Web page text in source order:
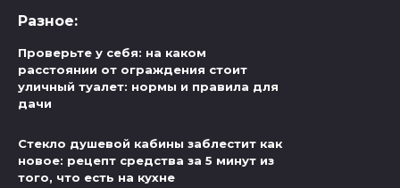
Разное:
Проверьте у себя: на каком
расстоянии от ограждения стоит
уличный туалет: нормы и правила для
дачи
Стекло душевой кабины заблестит как
новое: рецепт средства за 5 минут из
того, что есть на кухне